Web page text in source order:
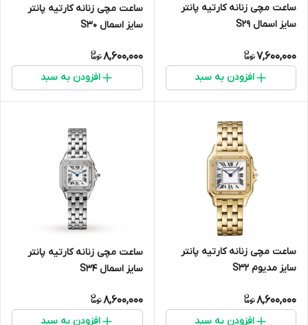
ساعت مچی زنانه کارتیه پانتر
سایز اسمال S29
7,600,000
افزودن به سبد
ساعت مچی زنانه کارتیه پانتر
سایز اسمال S30
8,600,000
افزودن به سبد
ساعت مچی زنانه کارتیه پانتر
سایز مدیوم S32
8,600,000
افزودن به سبد
ساعت مچی زنانه کارتیه پانتر
سایز اسمال S34
8,600,000
افزودن به سبد